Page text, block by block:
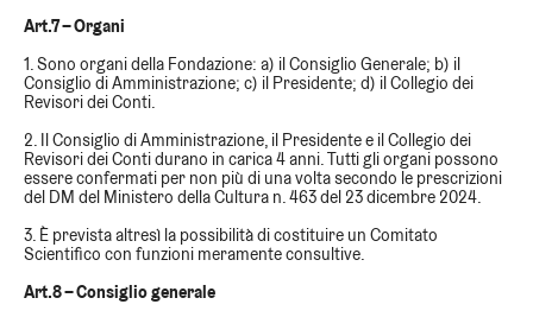
Art.7 – Organi
1. Sono organi della Fondazione: a) il Consiglio Generale; b) il
Consiglio di Amministrazione; c) il Presidente; d) il Collegio dei
Revisori dei Conti.
2. Il Consiglio di Amministrazione, il Presidente e il Collegio dei
Revisori dei Conti durano in carica 4 anni. Tutti gli organi possono
essere confermati per non più di una volta secondo le prescrizioni
del DM del Ministero della Cultura n. 463 del 23 dicembre 2024.
3. È prevista altresì la possibilità di costituire un Comitato
Scientifico con funzioni meramente consultive.
Art.8 – Consiglio generale